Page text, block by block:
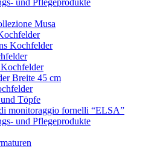
Musa
Kochfelder
Breite 45 cm
Töpfe
monitoraggio fornelli “ELSA”
und Pflegeprodukte